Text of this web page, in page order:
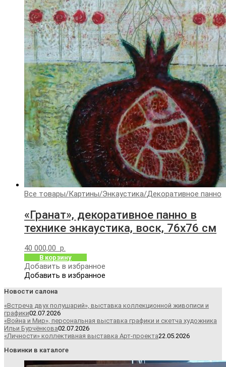
Все товары/Картины/Энкаустика/Декоративное панно
«Гранат», декоративное панно в
технике энкаустика, воск, 76х76 см
40 000,00 р.
В корзину
Добавить в избранное
Добавить в избранное
Новости салона
«Встреча двух полушарий», выставка коллекционной живописи и
графики02.07.2026
«Война и Мир», персональная выставка графики и скетча художника
Ильи Бурчёнкова02.07.2026
«Личности» коллективная выставка Арт-проекта22.05.2026
Новинки в каталоге